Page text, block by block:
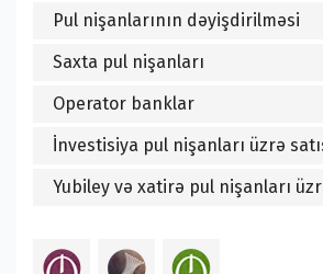
Pul nişanlarının dəyişdirilməsi
Saxta pul nişanları
Operator banklar
İnvestisiya pul nişanları üzrə
Yubiley və xatirə pul nişanları